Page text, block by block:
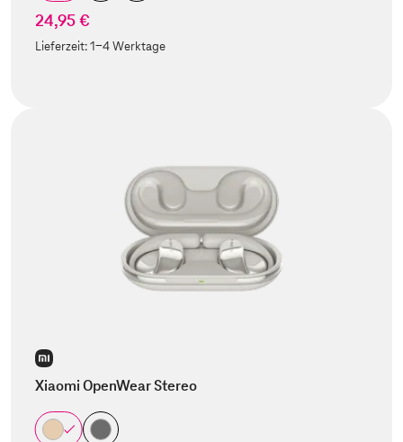
24,95 €
Lieferzeit:1-4 Werktage
Xiaomi OpenWear Stereo